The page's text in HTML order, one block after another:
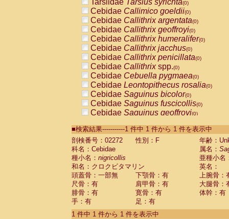
Tarsiidae Tarsius syrichta(0)
Cebidae Callimico goeldii(0)
Cebidae Callithrix argentata(0)
Cebidae Callithrix geoffroyi(0)
Cebidae Callithrix humeralifer(0)
Cebidae Callithrix jacchus(0)
Cebidae Callithrix penicillata(0)
Cebidae Callithrixspp.(0)
Cebidae Cebuella pygmaea(0)
Cebidae Leontopithecus rosalia(0)
Cebidae Saguinus bicolor(0)
Cebidae Saguinus fuscicollis(0)
Cebidae Saguinus geoffroyi(0)
CebidaeSaguinus labiatus(0)
Cebidae Saguinus leucopus (0)
Cebidae
CebidaeSaguinus mystax
CebidaeSaguinus nigricollis (1)
Cebidae Saguinus oedipus
Cebidae Saguinus weddelli
Cebidae Saguinusspp.
Cebidae Aotus trivirgatus
Cebidae Cebus albifrons
■検索結果-----------1 件中 1 件から 1 件を表示中
剖検番号：02272
性別：F
年齢：
科名：Cebidae
属名：
種小名： nigricollis
亜種小名
和名：クロクビタマリン
英名：
頭蓋骨：一部無
下顎骨：有
上腕骨：
尺骨：有
肩甲骨：有
大腿骨：
腓骨：有
寛骨：有
体幹：有
手：有
足：有
1 件中 1 件から 1 件を表示中